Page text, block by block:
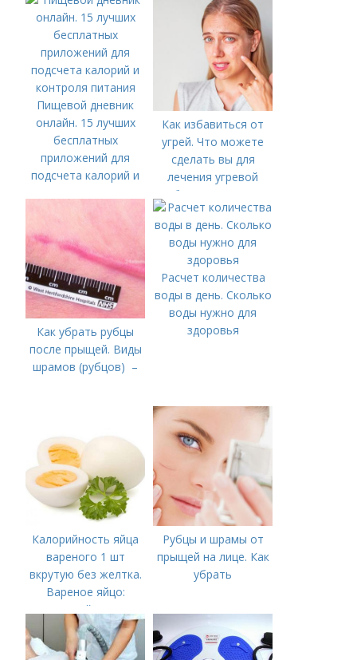
Пищевой дневник
онлайн. 15 лучших
бесплатных
приложений для
подсчета калорий и
Как избавиться от
угрей. Что можете
сделать вы для
лечения угревой
болезни (акне)
Как убрать рубцы
после прыщей. Виды
шрамов (рубцов) –
Расчет количества
воды в день. Сколько
воды нужно для
здоровья
Калорийность яйца
вареного 1 шт
вкрутую без желтка.
Вареное яйцо:
калорийность
Рубцы и шрамы от
прыщей на лице. Как
убрать